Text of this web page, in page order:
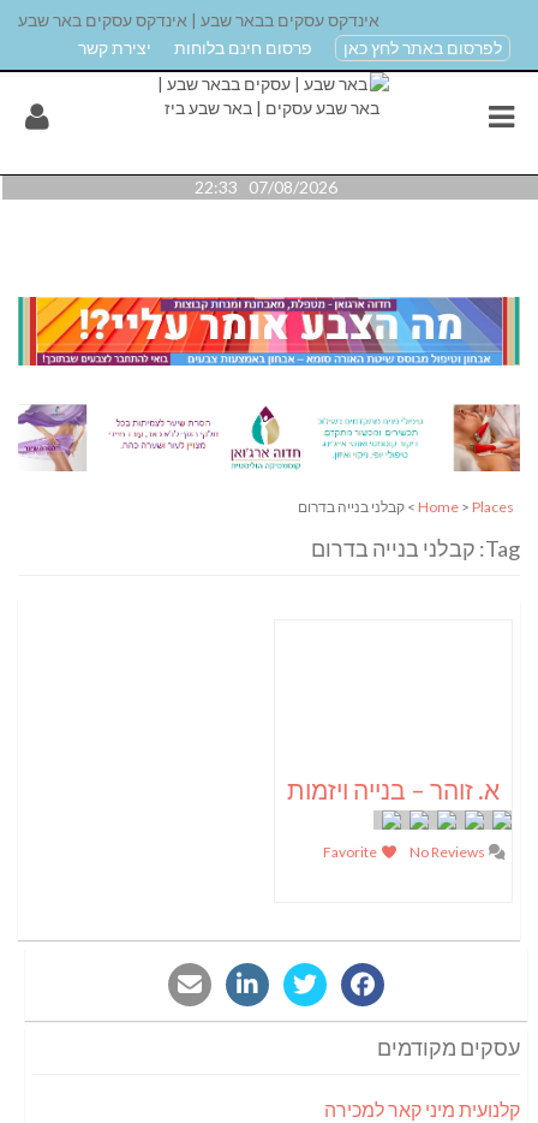
אינדקס עסקים בבאר שבע | אינדקס עסקים באר שבע
לפרסום באתר לחץ כאן
פרסום חינם בלוחות יצירת קשר
07/08/2026 22:33
Home > Places > קבלני בנייה בדרום
Tag: קבלני בנייה בדרום
א. זוהר – בנייה ויזמות
עסקים מקודמים
קלנועית מיני קאר למכירה